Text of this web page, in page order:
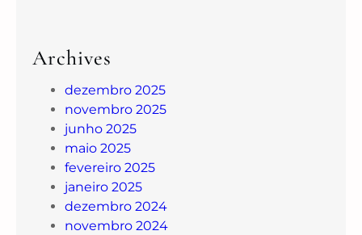
Archives
dezembro 2025
novembro 2025
junho 2025
maio 2025
fevereiro 2025
janeiro 2025
dezembro 2024
novembro 2024